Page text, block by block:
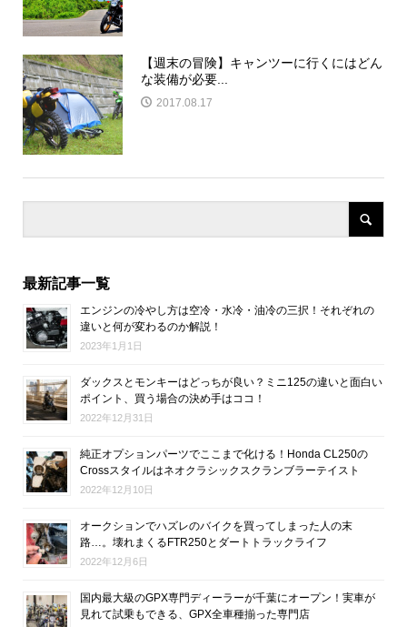
【週末の冒険】キャンツーに行くにはどん
な装備が必要...
2017.08.17
最新記事一覧
エンジンの冷やし方は空冷・水冷・油冷の三択！それぞれの
違いと何が変わるのか解説！
2023年1月1日
ダックスとモンキーはどっちが良い？ミニ125の違いと面白い
ポイント、買う場合の決め手はココ！
2022年12月31日
純正オプションパーツでここまで化ける！Honda CL250の
Crossスタイルはネオクラシックスクランブラーテイスト
2022年12月10日
オークションでハズレのバイクを買ってしまった人の末
路…。壊れまくるFTR250とダートトラックライフ
2022年12月6日
国内最大級のGPX専門ディーラーが千葉にオープン！実車が
見れて試乗もできる、GPX全車種揃った専門店